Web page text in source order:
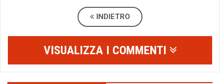
INDIETRO
VISUALIZZA I COMMENTI